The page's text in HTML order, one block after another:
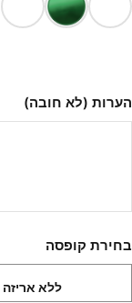
הערות (לא חובה)
בחירת קופסה
ללא אריזה